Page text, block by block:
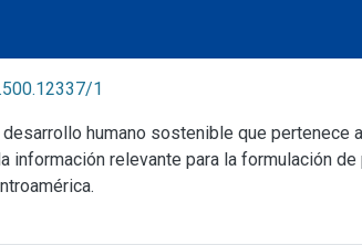
1
humano sostenible que pertenece
información relevante para la formulación